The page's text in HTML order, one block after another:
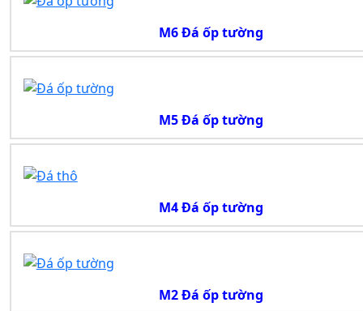
M6 Đá ốp tường
M5 Đá ốp tường
M4 Đá ốp tường
M2 Đá ốp tường